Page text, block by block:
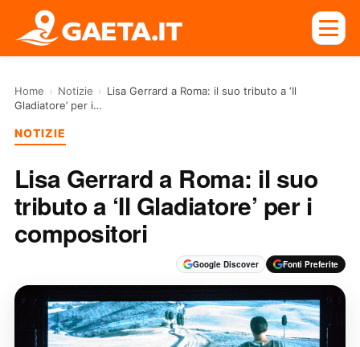
Home › Notizie › Lisa Gerrard a Roma: il suo tributo a ‘Il
Gladiatore’ per i…
NOTIZIE
Lisa Gerrard a Roma: il suo
tributo a ‘Il Gladiatore’ per i
compositori
Google Discover Fonti Preferite